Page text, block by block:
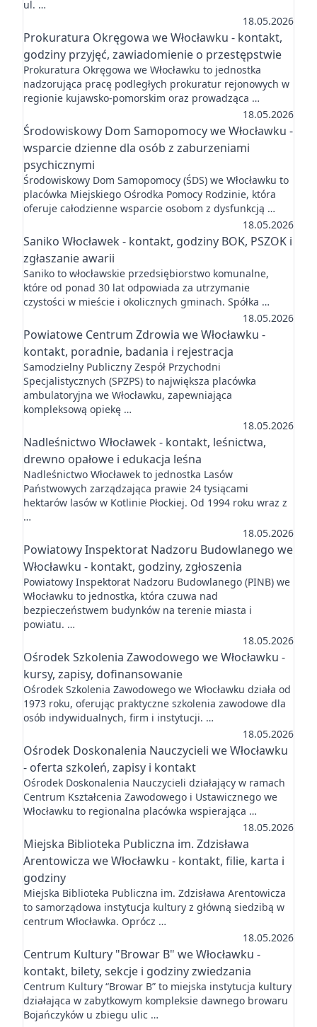
ul. …
18.05.2026
Prokuratura Okręgowa we Włocławku - kontakt,
godziny przyjęć, zawiadomienie o przestępstwie
Prokuratura Okręgowa we Włocławku to jednostka
nadzorująca pracę podległych prokuratur rejonowych w
regionie kujawsko-pomorskim oraz prowadząca …
18.05.2026
Środowiskowy Dom Samopomocy we Włocławku -
wsparcie dzienne dla osób z zaburzeniami
psychicznymi
Środowiskowy Dom Samopomocy (ŚDS) we Włocławku to
placówka Miejskiego Ośrodka Pomocy Rodzinie, która
oferuje całodzienne wsparcie osobom z dysfunkcją …
18.05.2026
Saniko Włocławek - kontakt, godziny BOK, PSZOK i
zgłaszanie awarii
Saniko to włocławskie przedsiębiorstwo komunalne,
które od ponad 30 lat odpowiada za utrzymanie
czystości w mieście i okolicznych gminach. Spółka …
18.05.2026
Powiatowe Centrum Zdrowia we Włocławku -
kontakt, poradnie, badania i rejestracja
Samodzielny Publiczny Zespół Przychodni
Specjalistycznych (SPZPS) to największa placówka
ambulatoryjna we Włocławku, zapewniająca
kompleksową opiekę …
18.05.2026
Nadleśnictwo Włocławek - kontakt, leśnictwa,
drewno opałowe i edukacja leśna
Nadleśnictwo Włocławek to jednostka Lasów
Państwowych zarządzająca prawie 24 tysiącami
hektarów lasów w Kotlinie Płockiej. Od 1994 roku wraz z
…
18.05.2026
Powiatowy Inspektorat Nadzoru Budowlanego we
Włocławku - kontakt, godziny, zgłoszenia
Powiatowy Inspektorat Nadzoru Budowlanego (PINB) we
Włocławku to jednostka, która czuwa nad
bezpieczeństwem budynków na terenie miasta i
powiatu. …
18.05.2026
Ośrodek Szkolenia Zawodowego we Włocławku -
kursy, zapisy, dofinansowanie
Ośrodek Szkolenia Zawodowego we Włocławku działa od
1973 roku, oferując praktyczne szkolenia zawodowe dla
osób indywidualnych, firm i instytucji. …
18.05.2026
Ośrodek Doskonalenia Nauczycieli we Włocławku
- oferta szkoleń, zapisy i kontakt
Ośrodek Doskonalenia Nauczycieli działający w ramach
Centrum Kształcenia Zawodowego i Ustawicznego we
Włocławku to regionalna placówka wspierająca …
18.05.2026
Miejska Biblioteka Publiczna im. Zdzisława
Arentowicza we Włocławku - kontakt, filie, karta i
godziny
Miejska Biblioteka Publiczna im. Zdzisława Arentowicza
to samorządowa instytucja kultury z główną siedzibą w
centrum Włocławka. Oprócz …
18.05.2026
Centrum Kultury "Browar B" we Włocławku -
kontakt, bilety, sekcje i godziny zwiedzania
Centrum Kultury “Browar B” to miejska instytucja kultury
działająca w zabytkowym kompleksie dawnego browaru
Bojańczyków u zbiegu ulic …